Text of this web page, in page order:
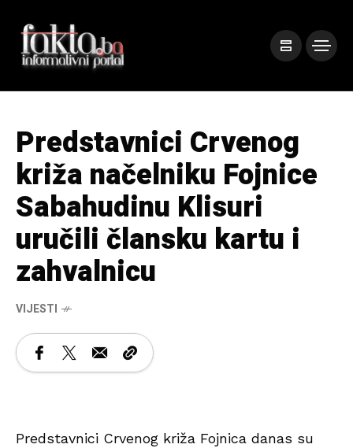
Predstavnici Crvenog
križa načelniku Fojnice
Sabahudinu Klisuri
uručili člansku kartu i
zahvalnicu
VIJESTI
Predstavnici Crvenog križa Fojnica danas su